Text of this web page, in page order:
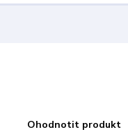
Ohodnotit produkt